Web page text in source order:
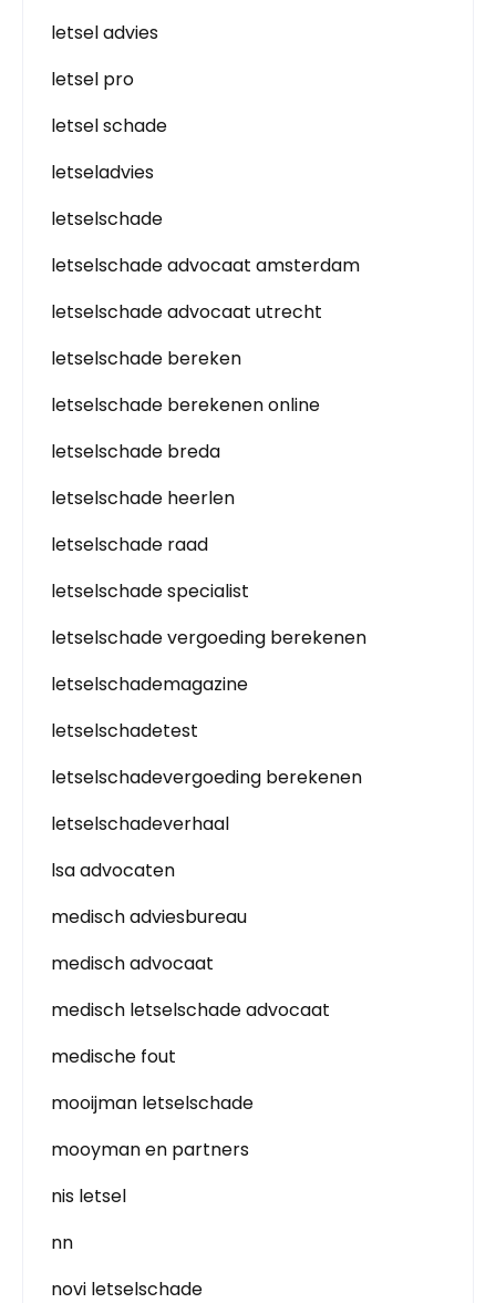
letsel advies
letsel pro
letsel schade
letseladvies
letselschade
letselschade advocaat amsterdam
letselschade advocaat utrecht
letselschade bereken
letselschade berekenen online
letselschade breda
letselschade heerlen
letselschade raad
letselschade specialist
letselschade vergoeding berekenen
letselschademagazine
letselschadetest
letselschadevergoeding berekenen
letselschadeverhaal
lsa advocaten
medisch adviesbureau
medisch advocaat
medisch letselschade advocaat
medische fout
mooijman letselschade
mooyman en partners
nis letsel
nn
novi letselschade